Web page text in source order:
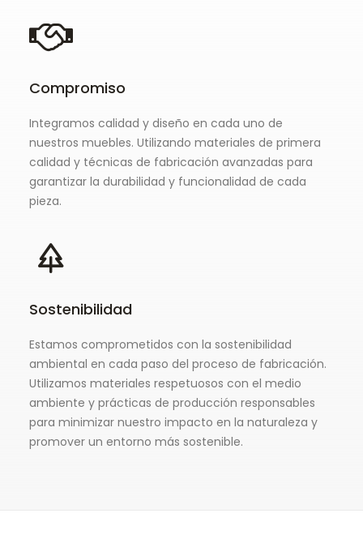
Compromiso
Integramos calidad y diseño en cada uno de
nuestros muebles. Utilizando materiales de primera
calidad y técnicas de fabricación avanzadas para
garantizar la durabilidad y funcionalidad de cada
pieza.
Sostenibilidad
Estamos comprometidos con la sostenibilidad
ambiental en cada paso del proceso de fabricación.
Utilizamos materiales respetuosos con el medio
ambiente y prácticas de producción responsables
para minimizar nuestro impacto en la naturaleza y
promover un entorno más sostenible.